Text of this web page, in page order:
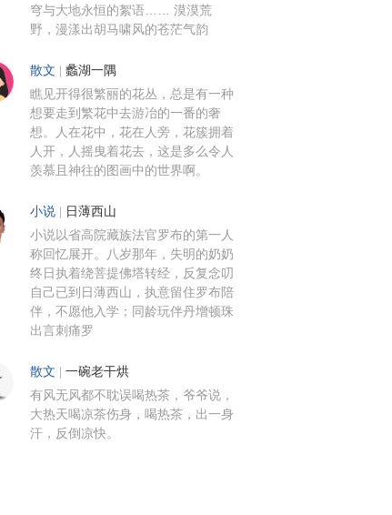
穹与大地永恒的絮语…… 漠漠荒
野，漫漾出胡马啸风的苍茫气韵
散文 蠡湖一隅
瞧见开得很繁丽的花丛，总是有一种
想要走到繁花中去游冶的一番的奢
想。人在花中，花在人旁，花簇拥着
人开，人摇曳着花去，这是多么令人
羡慕且神往的图画中的世界啊。
小说 日薄西山
小说以省高院藏族法官罗布的第一人
称回忆展开。八岁那年，失明的奶奶
终日执着绕菩提佛塔转经，反复念叨
自己已到日薄西山，执意留住罗布陪
伴，不愿他入学；同龄玩伴丹增顿珠
出言刺痛罗
散文 一碗老干烘
有风无风都不耽误喝热茶，爷爷说，
大热天喝凉茶伤身，喝热茶，出一身
汗，反倒凉快。